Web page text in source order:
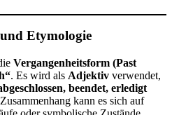
Etymologie
Vergangenheitsform (Past
. Es wird als Adjektiv verwendet,
beendet, erledigt
kann es sich auf